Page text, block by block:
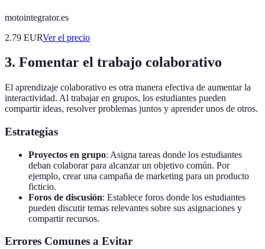
motointegrator.es
2.79 EURVer el precio
3. Fomentar el trabajo colaborativo
El aprendizaje colaborativo es otra manera efectiva de aumentar la
interactividad. Al trabajar en grupos, los estudiantes pueden
compartir ideas, resolver problemas juntos y aprender unos de otros.
Estrategias
Proyectos en grupo: Asigna tareas donde los estudiantes
deban colaborar para alcanzar un objetivo común. Por
ejemplo, crear una campaña de marketing para un producto
ficticio.
Foros de discusión: Establece foros donde los estudiantes
pueden discutir temas relevantes sobre sus asignaciones y
compartir recursos.
Errores Comunes a Evitar